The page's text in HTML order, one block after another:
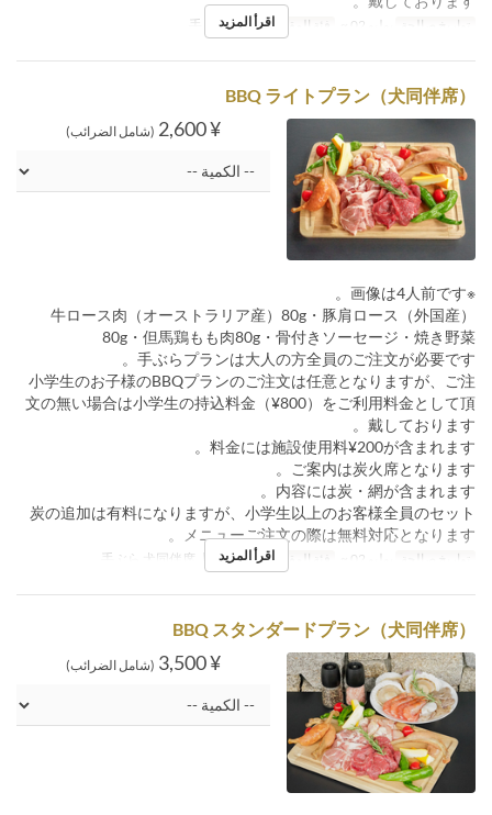
تواريخ صالحة فئة المقعد 手ぶら七輪席
اقرأ المزيد
BBQ ライトプラン（犬同伴席）
¥ 2,600 (شامل الضرائب)
※画像は4人前です。
牛ロース肉（オーストラリア産）80g・豚肩ロース（外国産）
80g・但馬鶏もも肉80g・骨付きソーセージ・焼き野菜
手ぶらプランは大人の方全員のご注文が必要です。
小学生のお子様のBBQプランのご注文は任意となりますが、ご注
文の無い場合は小学生の持込料金（¥800）をご利用料金として頂
戴しております。
料金には施設使用料¥200が含まれます。
ご案内は炭火席となります。
内容には炭・網が含まれます。
炭の追加は有料になりますが、小学生以上のお客様全員のセット
メニューご注文の際は無料対応となります。
تواريخ صالحة فئة المقعد 【7/2開始】手ぶら 犬同伴席
اقرأ المزيد
BBQ スタンダードプラン（犬同伴席）
¥ 3,500 (شامل الضرائب)